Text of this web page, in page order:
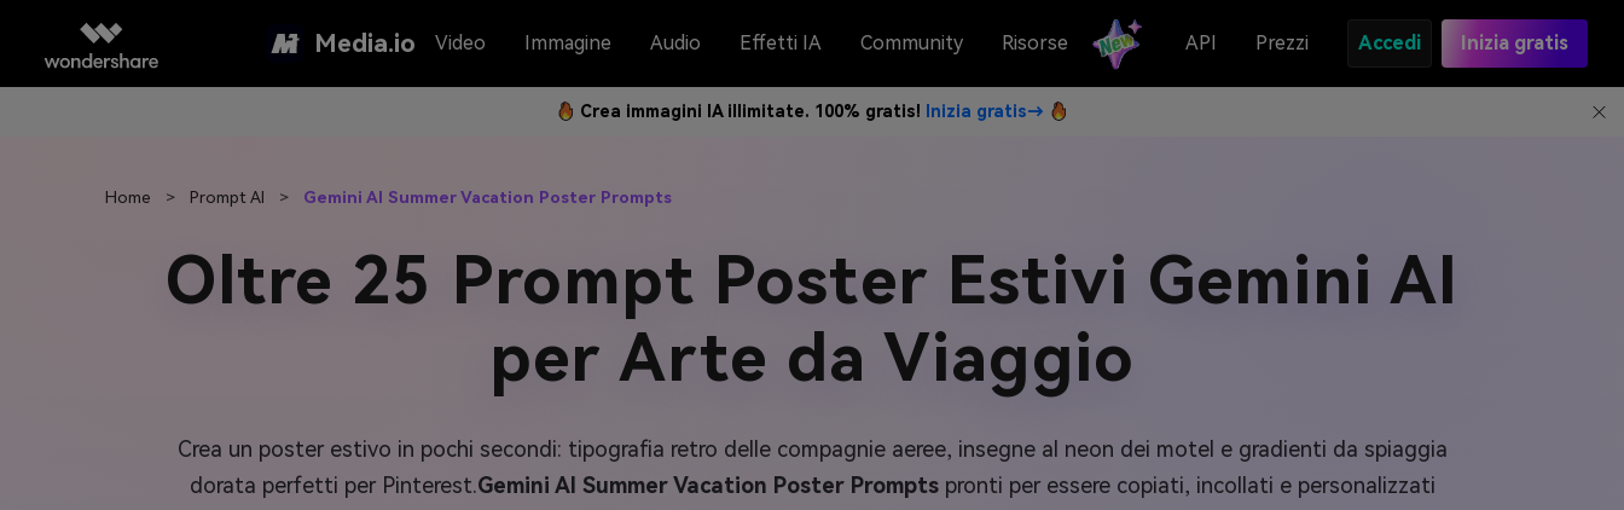
Media.io Video Immagine Audio Effetti IA Community Risorse API Prezzi Accedi Inizia gratis
Crea immagini IA illimitate. 100% gratis! Inizia gratis→
Home > Prompt AI > Gemini AI Summer Vacation Poster Prompts
Oltre 25 Prompt Poster Estivi Gemini AI
per Arte da Viaggio
Crea un poster estivo in pochi secondi: tipografia retro delle compagnie aeree, insegne al neon dei motel e gradienti da spiaggia
dorata perfetti per Pinterest.Gemini AI Summer Vacation Poster Promptspronti per essere copiati, incollati e personalizzati